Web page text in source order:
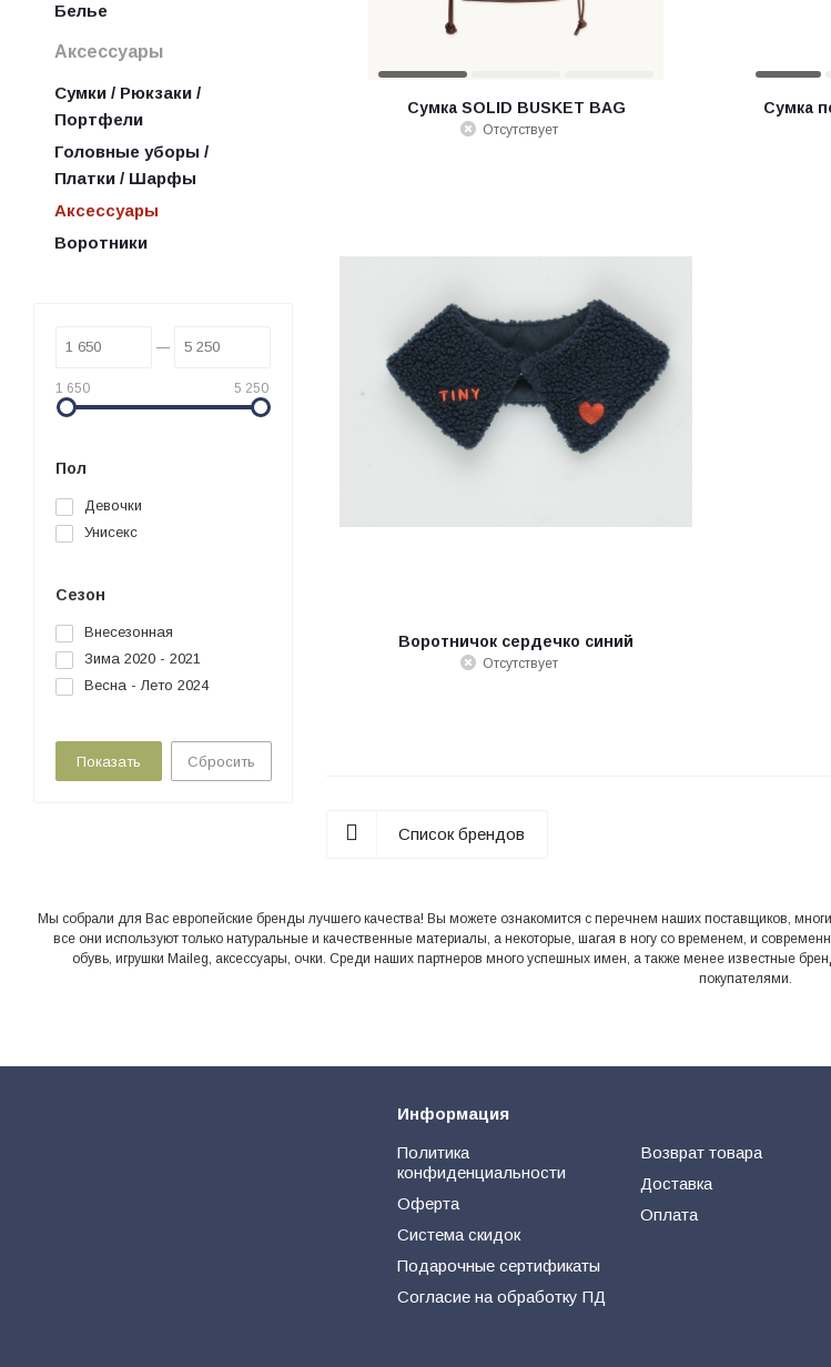
Сумка SOLID BUSKET BAG
Отсутствует
Сумка
Воротничок сердечко синий
Отсутствует
Список брендов
Белье
Аксессуары
Сумки / Рюкзаки /
Портфели
Головные уборы /
Платки / Шарфы
Аксессуары
Воротники
1 650 5 250
Пол
Девочки
Унисекс
Сезон
Внесезонная
Зима 2020 - 2021
Весна - Лето 2024
Сбросить
Мы собрали для Вас европейские бренды лучшего качества! Вы можете ознакомится с перечнем наших поставщиков,
все они используют только натуральные и качественные материалы, а некоторые, шагая в ногу со временем, и
обувь, игрушки Maileg, аксессуары, очки. Среди наших партнеров много успешных имен, а также менее известные
покупателями.
Информация
Политика
конфиденциальности
Оферта
Система скидок
Подарочные сертификаты
Согласие на обработку ПД
Возврат товара
Доставка
Оплата